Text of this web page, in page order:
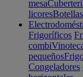
mesa
licoresBotellas
Frigoríficos
combi
pequeños
Congeladores